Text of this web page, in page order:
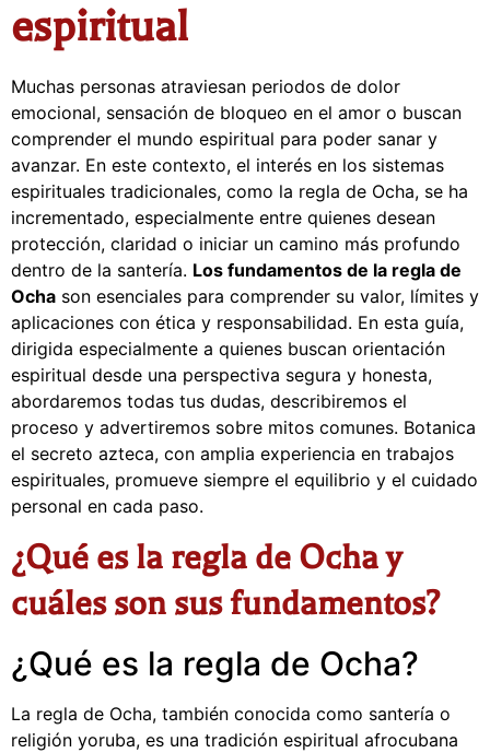
espiritual
Muchas personas atraviesan periodos de dolor
emocional, sensación de bloqueo en el amor o buscan
comprender el mundo espiritual para poder sanar y
avanzar. En este contexto, el interés en los sistemas
espirituales tradicionales, como la regla de Ocha, se ha
incrementado, especialmente entre quienes desean
protección, claridad o iniciar un camino más profundo
dentro de la santería. Los fundamentos de la regla de
Ocha son esenciales para comprender su valor, límites y
aplicaciones con ética y responsabilidad. En esta guía,
dirigida especialmente a quienes buscan orientación
espiritual desde una perspectiva segura y honesta,
abordaremos todas tus dudas, describiremos el
proceso y advertiremos sobre mitos comunes. Botanica
el secreto azteca, con amplia experiencia en trabajos
espirituales, promueve siempre el equilibrio y el cuidado
personal en cada paso.
¿Qué es la regla de Ocha y
cuáles son sus fundamentos?
¿Qué es la regla de Ocha?
La regla de Ocha, también conocida como santería o
religión yoruba, es una tradición espiritual afrocubana